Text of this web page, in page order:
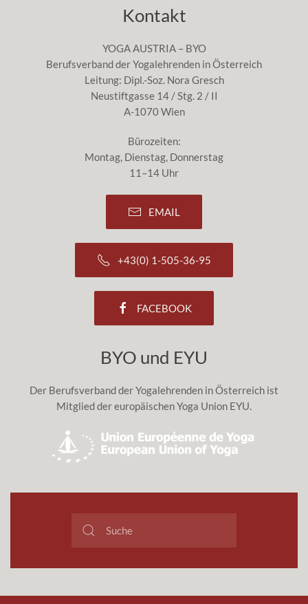
Kontakt
YOGA AUSTRIA – BYO
Berufsverband der Yogalehrenden in Österreich
Leitung: Dipl.-Soz. Nora Gresch
Neustiftgasse 14 / Stg. 2 / II
A-1070 Wien
Bürozeiten:
Montag, Dienstag, Donnerstag
11–14 Uhr
EMAIL
+43(0) 1-505-36-95
FACEBOOK
BYO und EYU
Der Berufsverband der Yogalehrenden in Österreich ist
Mitglied der europäischen Yoga Union EYU.